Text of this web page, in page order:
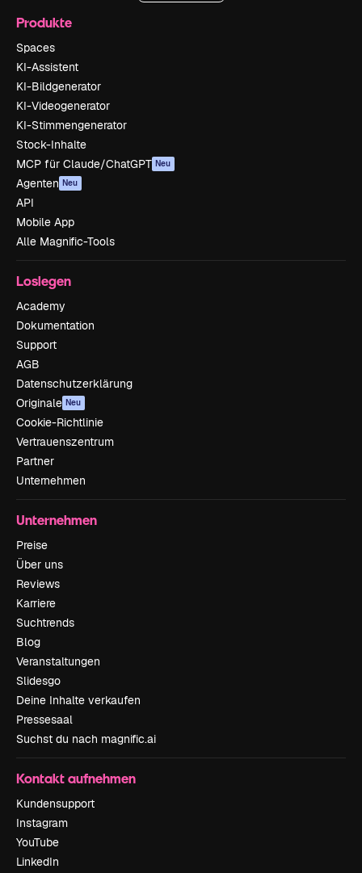
Produkte
Spaces
KI-Assistent
KI-Bildgenerator
KI-Videogenerator
KI-Stimmengenerator
Stock-Inhalte
MCP für Claude/ChatGPT Neu
Agenten Neu
API
Mobile App
Alle Magnific-Tools
Loslegen
Academy
Dokumentation
Support
AGB
Datenschutzerklärung
Originale Neu
Cookie-Richtlinie
Vertrauenszentrum
Partner
Unternehmen
Unternehmen
Preise
Über uns
Reviews
Karriere
Suchtrends
Blog
Veranstaltungen
Slidesgo
Deine Inhalte verkaufen
Pressesaal
Suchst du nach magnific.ai
Kontakt aufnehmen
Kundensupport
Instagram
YouTube
LinkedIn